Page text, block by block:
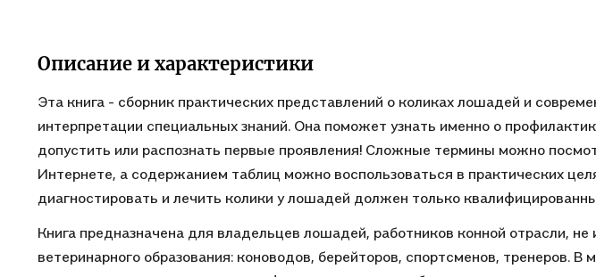
Описание и характеристики
Эта книга - сборник практических представлений о коликах лошадей и
интерпретации специальных знаний. Она поможет узнать именно о
допустить или распознать первые проявления! Сложные термины можно
Интернете, а содержанием таблиц можно воспользоваться в практических
диагностировать и лечить колики у лошадей должен только
Книга предназначена для владельцев лошадей, работников конной отрасли,
ветеринарного образования: коноводов, берейторов, спортсменов, тренеров. В